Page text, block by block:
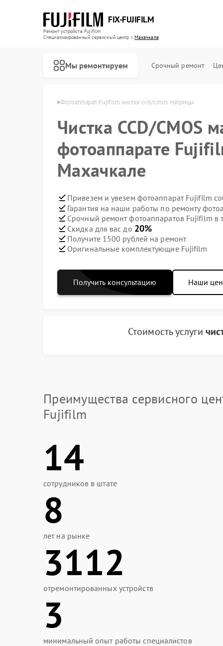
FIX-FUJIFILM
Ремонт устройств Fujifilm
Специализированный cервисный центр г.Махачкала
Мы ремонтируем Срочный ремонт
Фотоаппарат Fujifilm чистка ccd/cmos матрицы
Чистка CCD/CMOS
фотоаппарате
Махачкале
Привезем и увезем фотоаппарат Fujifilm
Гарантия на наши работы по ремонту
Срочный ремонт фотоаппаратов Fujifilm в
Скидка для вас до 20%
Получите 1500 рублей на ремонт
Оригинальные комплектующие Fujifilm
Получить консультацию Наши
Стоимость услуги
Преимущества сервисного
Fujifilm
14
сотрудников в штате
8
лет на рынке
3112
отремонтированных устройств
3
минимальный опыт работы специалистов